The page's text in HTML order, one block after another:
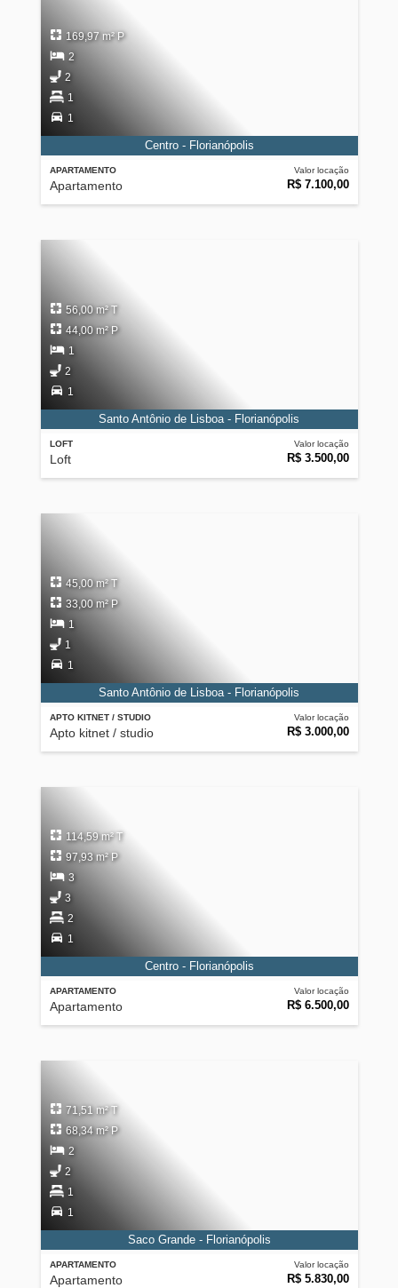
APARTAMENTO
Apartamento
Valor locação
R$ 7.100,00
169,97 m² P
2
2
1
1
Centro - Florianópolis
LOFT
Loft
Valor locação
R$ 3.500,00
56,00 m² T
44,00 m² P
1
2
1
Santo Antônio de Lisboa - Florianópolis
APTO KITNET / STUDIO
Apto kitnet / studio
Valor locação
R$ 3.000,00
45,00 m² T
33,00 m² P
1
1
1
Santo Antônio de Lisboa - Florianópolis
APARTAMENTO
Apartamento
Valor locação
R$ 6.500,00
114,59 m² T
97,93 m² P
3
3
2
1
Centro - Florianópolis
APARTAMENTO
Apartamento
Valor locação
R$ 5.830,00
71,51 m² T
68,34 m² P
2
2
1
1
Saco Grande - Florianópolis